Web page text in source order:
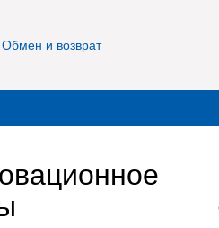
Обмен и возврат